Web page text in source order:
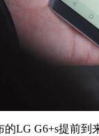
的LG G6+s提前到